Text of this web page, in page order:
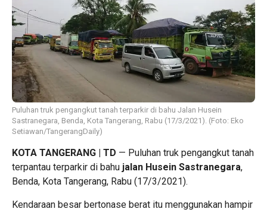
Puluhan truk pengangkut tanah terparkir di bahu Jalan Husein
Sastranegara, Benda, Kota Tangerang, Rabu (17/3/2021). (Foto: Eko
Setiawan/TangerangDaily)
KOTA TANGERANG | TD — Puluhan truk pengangkut tanah
terpantau terparkir di bahu jalan Husein Sastranegara,
Benda, Kota Tangerang, Rabu (17/3/2021).
Kendaraan besar bertonase berat itu menggunakan hampir